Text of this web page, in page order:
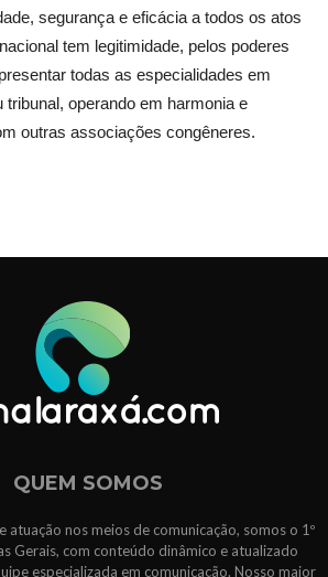
segurança e eficácia a todos os atos
tem legitimidade, pelos poderes
todas as especialidades em
tribunal, operando em harmonia e
outras associações congêneres.
QUEM SOMOS
atuação nos meios de comunicação, somos o 1º
Gerais, com conteúdo dinâmico e atualizado
especializada em comunicação. Nosso maior